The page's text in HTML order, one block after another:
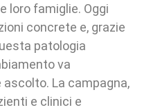
loro famiglie. Oggi
concrete e, grazie
patologia
va
La campagna,
e clinici e